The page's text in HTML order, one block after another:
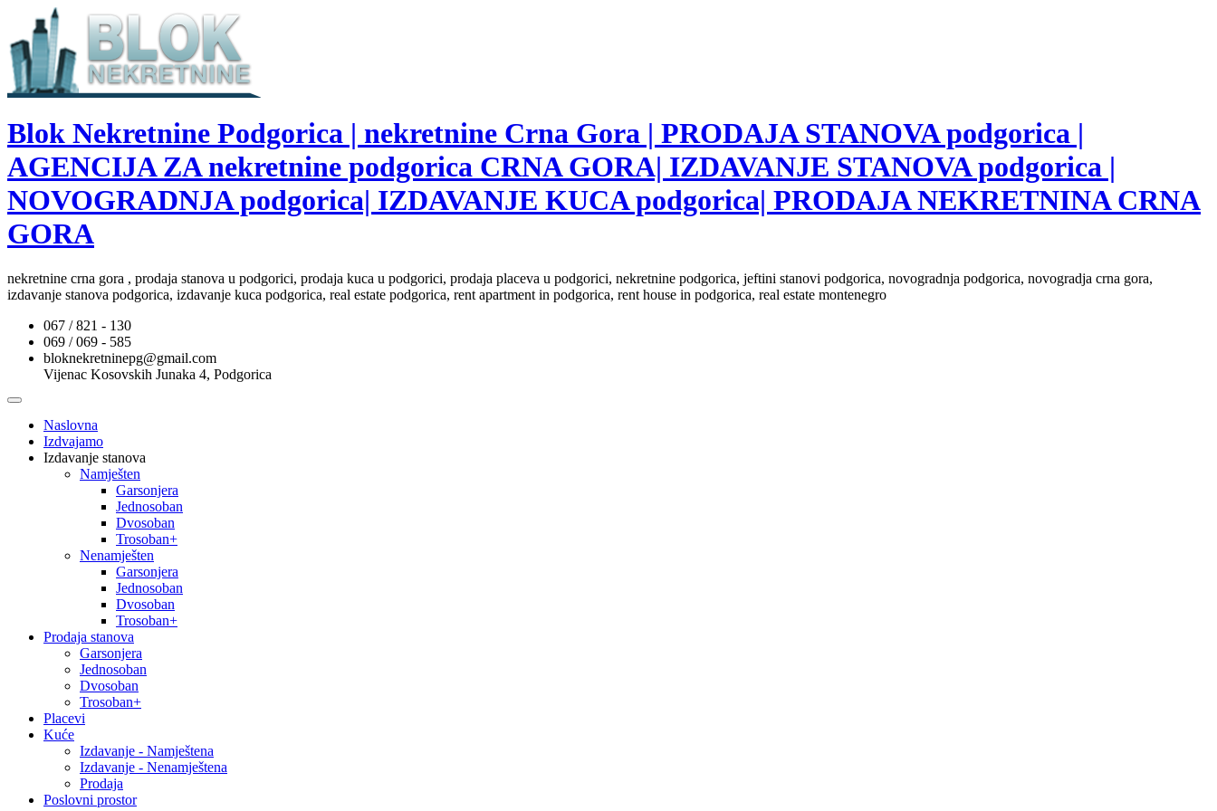
Blok Nekretnine Podgorica | nekretnine Crna Gora | PRODAJA STANOVA podgorica |
AGENCIJA ZA nekretnine podgorica CRNA GORA| IZDAVANJE STANOVA podgorica |
NOVOGRADNJA podgorica| IZDAVANJE KUCA podgorica| PRODAJA NEKRETNINA CRNA
GORA
nekretnine crna gora , prodaja stanova u podgorici, prodaja kuca u podgorici, prodaja placeva u podgorici, nekretnine podgorica, jeftini stanovi podgorica, novogradnja podgorica, novogradja crna gora,
izdavanje stanova podgorica, izdavanje kuca podgorica, real estate podgorica, rent apartment in podgorica, rent house in podgorica, real estate montenegro
067 / 821 - 130
069 / 069 - 585
bloknekretninepg@gmail.com
Vijenac Kosovskih Junaka 4, Podgorica
Naslovna
Izdvajamo
Izdavanje stanova
Namješten
Garsonjera
Jednosoban
Dvosoban
Trosoban+
Nenamješten
Garsonjera
Jednosoban
Dvosoban
Trosoban+
Prodaja stanova
Garsonjera
Jednosoban
Dvosoban
Trosoban+
Placevi
Kuće
Izdavanje - Namještena
Izdavanje - Nenamještena
Prodaja
Poslovni prostor